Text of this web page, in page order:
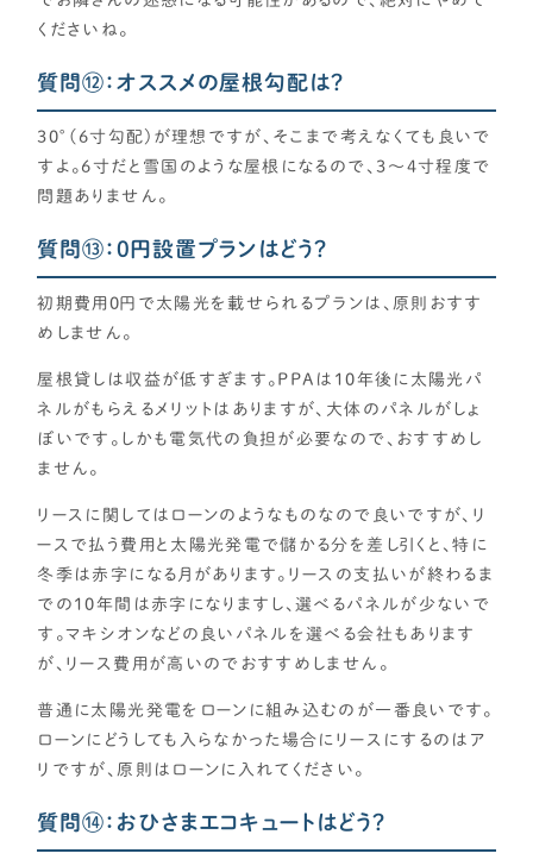
くださいね。
質問⑫：オススメの屋根勾配は？
30°(6寸勾配)が理想ですが、そこまで考えなくても良いで
すよ。6寸だと雪国のような屋根になるので、3～4寸程度で
問題ありません。
質問⑬：0円設置プランはどう？
初期費用0円で太陽光を載せられるプランは、原則おすす
めしません。
屋根貸しは収益が低すぎます。PPAは10年後に太陽光パ
ネルがもらえるメリットはありますが、大体のパネルがしょ
ぼいです。しかも電気代の負担が必要なので、おすすめし
ません。
リースに関してはローンのようなものなので良いですが、リ
ースで払う費用と太陽光発電で儲かる分を差し引くと、特に
冬季は赤字になる月があります。リースの支払いが終わるま
での10年間は赤字になりますし、選べるパネルが少ないで
す。マキシオンなどの良いパネルを選べる会社もあります
が、リース費用が高いのでおすすめしません。
普通に太陽光発電をローンに組み込むのが一番良いです。
ローンにどうしても入らなかった場合にリースにするのはア
リですが、原則はローンに入れてください。
質問⑭：おひさまエコキュートはどう？